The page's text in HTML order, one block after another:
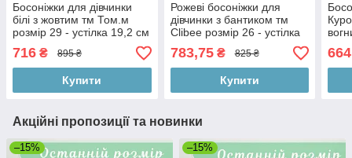
Босоніжки для дівчинки
білі з жовтим тм Том.м
розмір 29 - устілка 19,2 см
716 ₴ 895 ₴
Купити
Рожеві босоніжки для
дівчинки з бантиком тм
Clibee розмір 26 - устілка
16,5 см
783,75₴ 825 ₴
Купити
14
Акційні пропозиції та новинки
–15% –15%